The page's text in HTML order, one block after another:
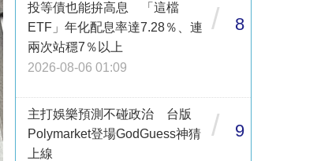
投等債也能拚高息 「這檔
ETF」年化配息率達7.28％、連
兩次站穩7％以上
2026-08-06 01:09
/ 8
主打娛樂預測不碰政治 台版
Polymarket登場GodGuess神猜
上線
/ 9